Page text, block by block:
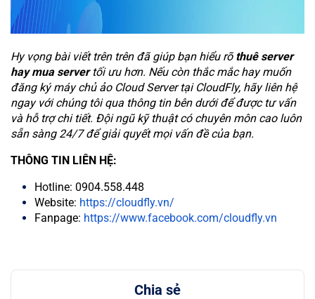
Hy vọng bài viết trên trên đã giúp bạn hiểu rõ thuê server
hay mua servertối ưu hơn. Nếu còn thắc mắc hay muốn
đăng ký máy chủ ảo Cloud Server tại CloudFly, hãy liên hệ
ngay với chúng tôi qua thông tin bên dưới để được tư vấn
và hỗ trợ chi tiết. Đội ngũ kỹ thuật có chuyên môn cao luôn
sẵn sàng 24/7 để giải quyết mọi vấn đề của bạn.
THÔNG TIN LIÊN HỆ:
Hotline: 0904.558.448
Website: https://cloudfly.vn/
Fanpage: https://www.facebook.com/cloudfly.vn
Chia sẻ